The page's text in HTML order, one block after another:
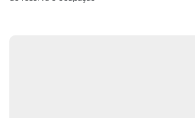
> Blog >